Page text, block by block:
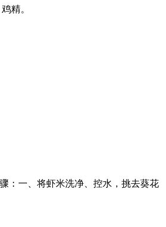
精。
：一、将虾米洗净、控水，挑去葵花